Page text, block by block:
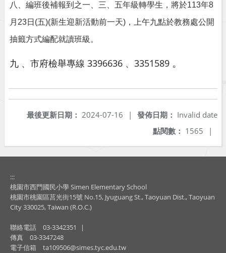
八、編班後補報到之一、三、五年級轉學生，將於113年8
月 23日 (五)(新生迎新活動前一天) ，上午九點於教務處公開
抽籤方式編配就讀班級。
九 、市府檢舉專線 3396636 、3351589 。
發佈日期： Invalid date
最後更新日期： 2024-07-16
|
點閱數： 1565 |
:::
桃園市西門國民小學 Simen Elementary School
桃園市桃園區莒光街15號 No.15, Jyuguang St., Taoyuan Dist., Taoyuan
City 330025, Taiwan (R.O.C.)
聯絡電話 03-3342351
|
傳真
03-3347248
電子信箱
ta109506@simes.tyc.edu.tw